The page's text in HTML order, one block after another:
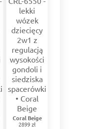
Coral Beige
2899 zł